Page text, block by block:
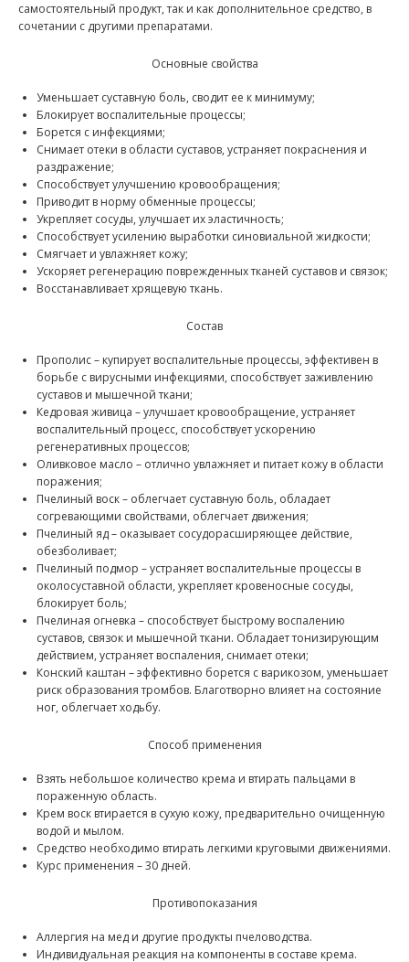
самостоятельный продукт, так и как дополнительное средство, в
сочетании с другими препаратами.
Основные свойства
Уменьшает суставную боль, сводит ее к минимуму;
Блокирует воспалительные процессы;
Борется с инфекциями;
Снимает отеки в области суставов, устраняет покраснения и
раздражение;
Способствует улучшению кровообращения;
Приводит в норму обменные процессы;
Укрепляет сосуды, улучшает их эластичность;
Способствует усилению выработки синовиальной жидкости;
Смягчает и увлажняет кожу;
Ускоряет регенерацию поврежденных тканей суставов и связок;
Восстанавливает хрящевую ткань.
Состав
Прополис – купирует воспалительные процессы, эффективен в
борьбе с вирусными инфекциями, способствует заживлению
суставов и мышечной ткани;
Кедровая живица – улучшает кровообращение, устраняет
воспалительный процесс, способствует ускорению
регенеративных процессов;
Оливковое масло – отлично увлажняет и питает кожу в области
поражения;
Пчелиный воск – облегчает суставную боль, обладает
согревающими свойствами, облегчает движения;
Пчелиный яд – оказывает сосудорасширяющее действие,
обезболивает;
Пчелиный подмор – устраняет воспалительные процессы в
околосуставной области, укрепляет кровеносные сосуды,
блокирует боль;
Пчелиная огневка – способствует быстрому воспалению
суставов, связок и мышечной ткани. Обладает тонизирующим
действием, устраняет воспаления, снимает отеки;
Конский каштан – эффективно борется с варикозом, уменьшает
риск образования тромбов. Благотворно влияет на состояние
ног, облегчает ходьбу.
Способ применения
Взять небольшое количество крема и втирать пальцами в
пораженную область.
Крем воск втирается в сухую кожу, предварительно очищенную
водой и мылом.
Средство необходимо втирать легкими круговыми движениями.
Курс применения – 30 дней.
Противопоказания
Аллергия на мед и другие продукты пчеловодства.
Индивидуальная реакция на компоненты в составе крема.